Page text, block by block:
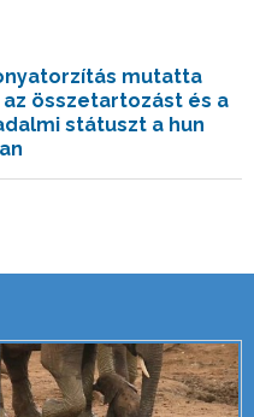
mutatta
összetartozást és a
státuszt a hun